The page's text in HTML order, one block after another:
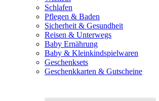
Schlafen
Pflegen & Baden
Sicherheit & Gesundheit
Reisen & Unterwegs
Baby Ernährung
Baby & Kleinkindspielwaren
Geschenksets
Geschenkkarten & Gutscheine